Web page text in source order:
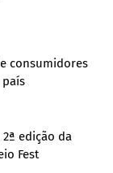
consumidores
edição da
Fest